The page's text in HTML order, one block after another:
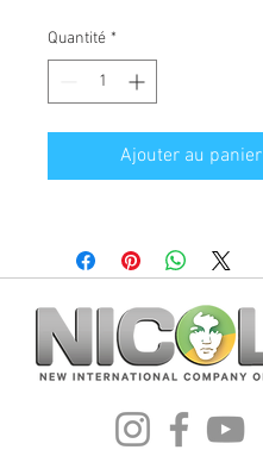
Quantité *
Ajouter au panier